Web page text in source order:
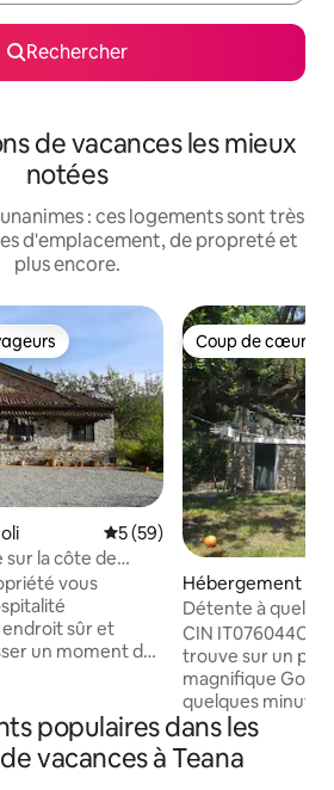
Rechercher
de vacances les mieux
notées
: ces logements sont très
d'emplacement, de propreté et
plus encore.
les plus appréciés
Évaluation moyenne sur la
5 (59)
sur la côte de
vous
sûr et
un moment de
de la
de paysages, de la
anciens du parc
Coup de cœur
Coup de cœur
Hébergement ⋅
a
Détente à
CIN
trouve sur un
magnifique Golfo
quelques minutes
Porticello. Elle
végétation
privé.
populaires dans les
vacances à Teana